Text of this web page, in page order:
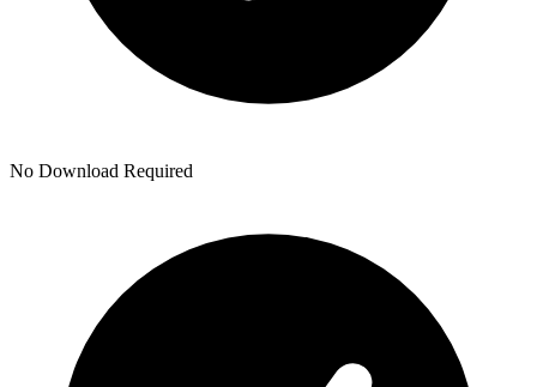
No Download Required